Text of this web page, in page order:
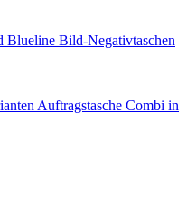
Bild-Negativtaschen
Auftragstasche Combi in